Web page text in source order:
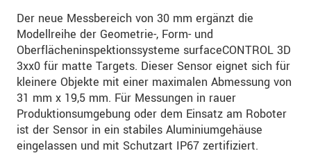
Der neue Messbereich von 30 mm ergänzt die
Modellreihe der Geometrie-, Form- und
Oberflächeninspektionssysteme surfaceCONTROL 3D
3xx0 für matte Targets. Dieser Sensor eignet sich für
kleinere Objekte mit einer maximalen Abmessung von
31 mm x 19,5 mm. Für Messungen in rauer
Produktionsumgebung oder dem Einsatz am Roboter
ist der Sensor in ein stabiles Aluminiumgehäuse
eingelassen und mit Schutzart IP67 zertifiziert.